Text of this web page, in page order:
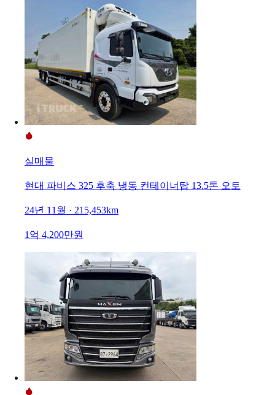
실매물
현대 파비스 325 후축 냉동 컨테이너탑 13.5톤 오토
24년 11월 · 215,453km
1억 4,200만원